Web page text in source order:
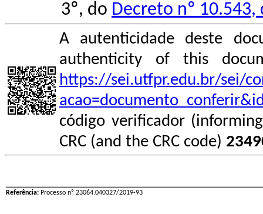
3º, do Decreto nº
A autenticidade deste
authenticity of this
https://sei.utfpr.edu.br/sei/
código verificador
CRC (and the CRC code)
Referência: Processo nº 23064.040327/2019-93